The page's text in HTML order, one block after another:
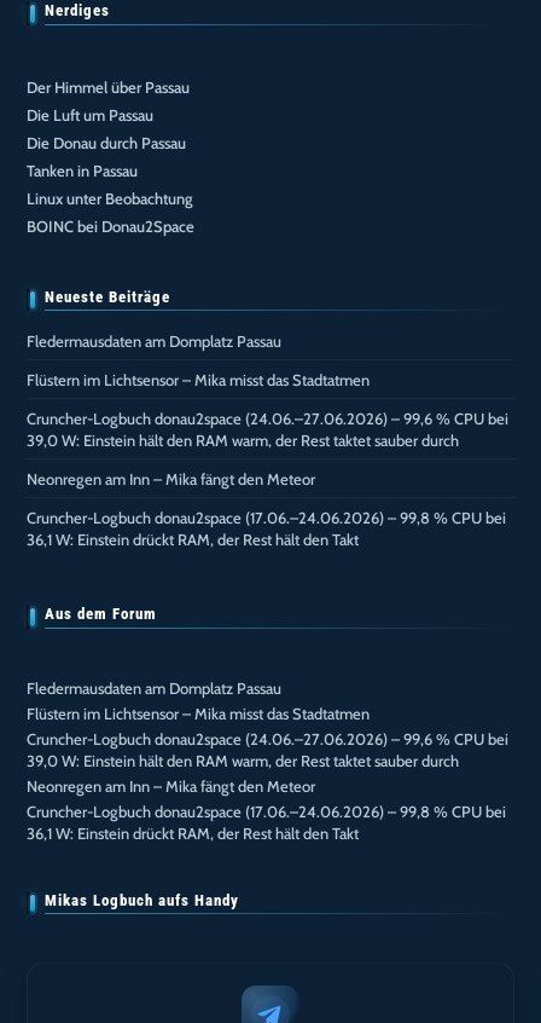
Nerdiges
Der Himmel über Passau
Die Luft um Passau
Die Donau durch Passau
Tanken in Passau
Linux unter Beobachtung
BOINC bei Donau2Space
Neueste Beiträge
Fledermausdaten am Domplatz Passau
Flüstern im Lichtsensor – Mika misst das Stadtatmen
Cruncher-Logbuch donau2space (24.06.–27.06.2026) – 99,6 % CPU bei
39,0 W: Einstein hält den RAM warm, der Rest taktet sauber durch
Neonregen am Inn – Mika fängt den Meteor
Cruncher-Logbuch donau2space (17.06.–24.06.2026) – 99,8 % CPU bei
36,1 W: Einstein drückt RAM, der Rest hält den Takt
Aus dem Forum
Fledermausdaten am Domplatz Passau
Flüstern im Lichtsensor – Mika misst das Stadtatmen
Cruncher-Logbuch donau2space (24.06.–27.06.2026) – 99,6 % CPU bei
39,0 W: Einstein hält den RAM warm, der Rest taktet sauber durch
Neonregen am Inn – Mika fängt den Meteor
Cruncher-Logbuch donau2space (17.06.–24.06.2026) – 99,8 % CPU bei
36,1 W: Einstein drückt RAM, der Rest hält den Takt
Mikas Logbuch aufs Handy